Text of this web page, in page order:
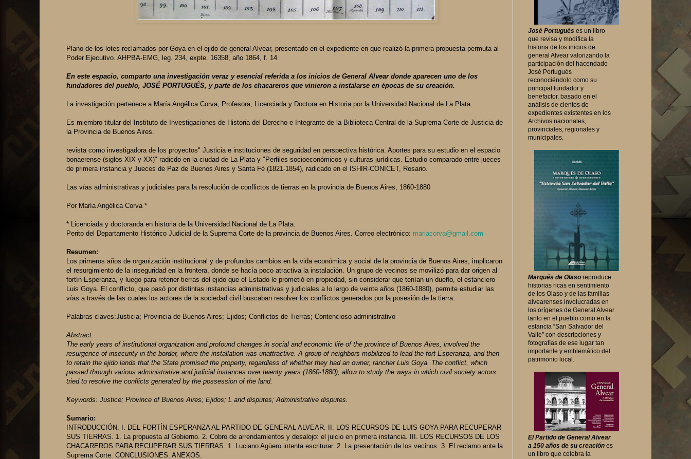
Plano de los lotes reclamados por Goya en el ejido de general Alvear, presentado en el expediente en que realizó la primera propuesta permuta al
Poder Ejecutivo. AHPBA-EMG, leg. 234, expte. 16358, año 1864, f. 14.
En este espacio, comparto una investigación veraz y esencial referida a los inicios de General Alvear donde aparecen uno de los
fundadores del pueblo, JOSÉ PORTUGUÉS, y parte de los chacareros que vinieron a instalarse en épocas de su creación.
La investigación pertenece a María Angélica Corva, Profesora, Licenciada y Doctora en Historia por la Universidad Nacional de La Plata.
Es miembro titular del Instituto de Investigaciones de Historia del Derecho e Integrante de la Biblioteca Central de la Suprema Corte de Justicia de
la Provincia de Buenos Aires.
revista como investigadora de los proyectos" Justicia e instituciones de seguridad en perspectiva histórica. Aportes para su estudio en el espacio
bonaerense (siglos XIX y XX)" radicdo en la ciudad de La Plata y "Perfiles socioeconómicos y culturas jurídicas. Estudio comparado entre jueces
de primera instancia y Jueces de Paz de Buenos Aires y Santa Fé (1821-1854), radicado en el ISHIR-CONICET, Rosario.
Las vías administrativas y judiciales para la resolución de conflictos de tierras en la provincia de Buenos Aires, 1860-1880
Por María Angélica Corva *
* Licenciada y doctoranda en historia de la Universidad Nacional de La Plata.
Perito del Departamento Histórico Judicial de la Suprema Corte de la provincia de Buenos Aires. Correo electrónico: mariacorva@gmail.com
Resumen:
Los primeros años de organización institucional y de profundos cambios en la vida económica y social de la provincia de Buenos Aires, implicaron
el resurgimiento de la inseguridad en la frontera, donde se hacía poco atractiva la instalación. Un grupo de vecinos se movilizó para dar origen al
fortín Esperanza, y luego para retener tierras del ejido que el Estado le prometió en propiedad, sin considerar que tenían un dueño, el estanciero
Luis Goya. El conflicto, que pasó por distintas instancias administrativas y judiciales a lo largo de veinte años (1860-1880), permite estudiar las
vías a través de las cuales los actores de la sociedad civil buscaban resolver los conflictos generados por la posesión de la tierra.
Palabras claves:Justicia; Provincia de Buenos Aires; Ejidos; Conflictos de Tierras; Contencioso administrativo
Abstract:
The early years of institutional organization and profound changes in social and economic life of the province of Buenos Aires, involved the
resurgence of insecurity in the border, where the installation was unattractive. A group of neighbors mobilized to lead the fort Esperanza, and then
to retain the ejido lands that the State promised the property, regardless of whether they had an owner, rancher Luis Goya. The conflict, which
passed through various administrative and judicial instances over twenty years (1860-1880), allow to study the ways in which civil society actors
tried to resolve the conflicts generated by the possession of the land.
Keywords: Justice; Province of Buenos Aires; Ejidos; L and disputes; Administrative disputes.
Sumario:
INTRODUCCIÓN. I. DEL FORTÍN ESPERANZA AL PARTIDO DE GENERAL ALVEAR. II. LOS RECURSOS DE LUIS GOYA PARA RECUPERAR
SUS TIERRAS. 1. La propuesta al Gobierno. 2. Cobro de arrendamientos y desalojo: el juicio en primera instancia. III. LOS RECURSOS DE LOS
CHACAREROS PARA RECUPERAR SUS TIERRAS. 1. Luciano Agüero intenta escriturar. 2. La presentación de los vecinos. 3. El reclamo ante la
Suprema Corte. CONCLUSIONES. ANEXOS.
José Portugués es un libro
que revisa y modifica la
historia de los inicios de
general Alvear valorizando la
participación del hacendado
José Portugués
reconociéndolo como su
principal fundador y
benefactor, basado en el
análisis de cientos de
expedientes existentes en los
Archivos nacionales,
provinciales, regionales y
municipales.
Marqués de Olaso reproduce
historias ricas en sentimiento
de los Olaso y de las familias
alvearenses involucradas en
los orígenes de General Alvear
tanto en el pueblo como en la
estancia “San Salvador del
Valle” con descripciones y
fotografías de ese lugar tan
importante y emblemático del
patrimonio local.
El Partido de General Alvear
a 150 años de su creación es
un libro que celebra la